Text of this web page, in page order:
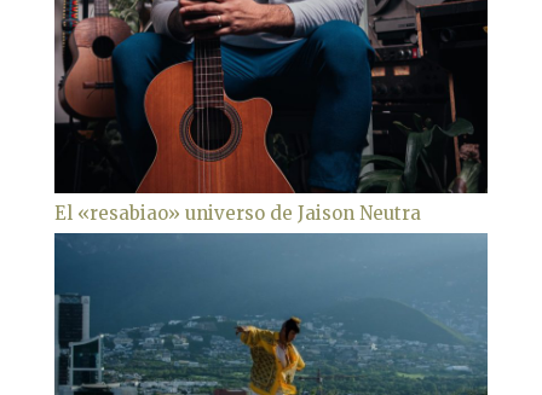
El «resabiao» universo de Jaison Neutra